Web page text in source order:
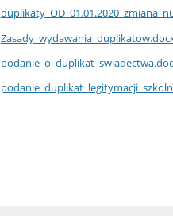
podanie_o_duplikat_swiadectwa.doc